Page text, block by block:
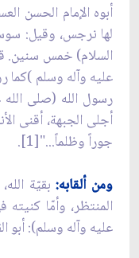
أبوه الإمام الحسن
لها نرجس، وقيل:
السلام) خمس سنين.
عليه وآله وسلم
رسول الله (صلى
أجلى الجبهة، أقنى
جوراً وظلماً..."[1].
ومن ألقابه: بقيّة
المنتظر، وأمّا
عليه وآله وسلم): أبو